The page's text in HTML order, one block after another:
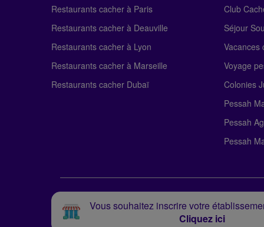
Restaurants cacher à Paris
Restaurants cacher à Deauville
Restaurants cacher à Lyon
Restaurants cacher à Marseille
Restaurants cacher Dubaï
Club
Séjour
Vacances
Voyage
Colonies
Pessah
Pessah
Pessah
Vous souhaitez inscrire votre
Cliquez ici